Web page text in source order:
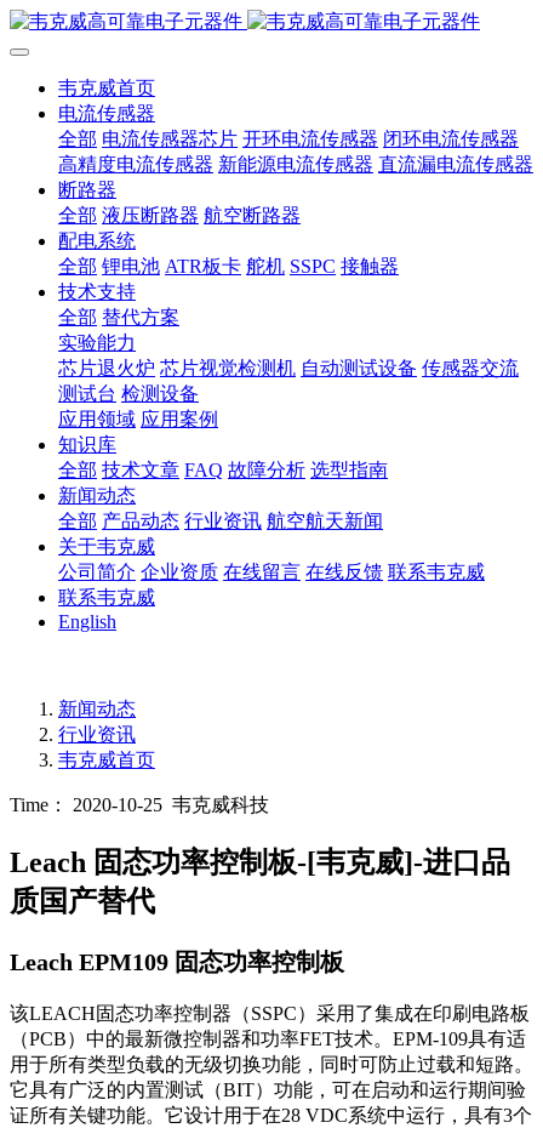
韦克威首页
电流传感器
全部 电流传感器芯片 开环电流传感器 闭环电流传感器
高精度电流传感器 新能源电流传感器 直流漏电流传感器
断路器
全部 液压断路器 航空断路器
配电系统
全部 锂电池 ATR板卡 舵机 SSPC 接触器
技术支持
全部 替代方案
实验能力
芯片退火炉 芯片视觉检测机 自动测试设备 传感器交流
测试台 检测设备
应用领域 应用案例
知识库
全部 技术文章 FAQ 故障分析 选型指南
新闻动态
全部 产品动态 行业资讯 航空航天新闻
关于韦克威
公司简介 企业资质 在线留言 在线反馈 联系韦克威
联系韦克威
English
新闻动态
行业资讯
韦克威首页
Time： 2020-10-25 韦克威科技
Leach 固态功率控制板-[韦克威]-进口品
质国产替代
Leach EPM109 固态功率控制板
该LEACH固态功率控制器（SSPC）采用了集成在印刷电路板
（PCB）中的最新微控制器和功率FET技术。EPM-109具有适
用于所有类型负载的无级切换功能，同时可防止过载和短路。
它具有广泛的内置测试（BIT）功能，可在启动和运行期间验
证所有关键功能。它设计用于在28 VDC系统中运行，具有3个